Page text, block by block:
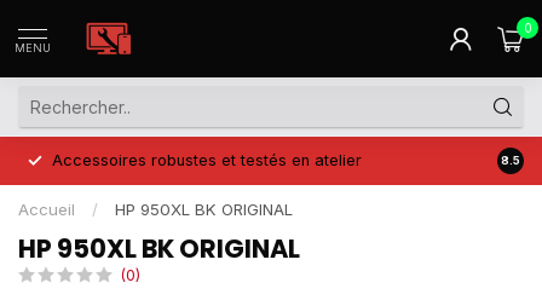
MENU
0
Accessoires robustes et testés en atelier Prix
8.5
Accueil / HP 950XL BK ORIGINAL
HP 950XL BK ORIGINAL
(0)